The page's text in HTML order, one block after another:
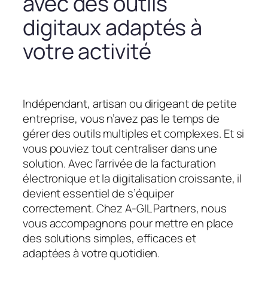
digitaux adaptés à
votre activité
Indépendant, artisan ou dirigeant de petite
entreprise, vous n’avez pas le temps de
gérer des outils multiples et complexes. Et si
vous pouviez tout centraliser dans une
solution. Avec l’arrivée de la facturation
électronique et la digitalisation croissante, il
devient essentiel de s’équiper
correctement. Chez A-GIL Partners, nous
vous accompagnons pour mettre en place
des solutions simples, efficaces et
adaptées à votre quotidien.